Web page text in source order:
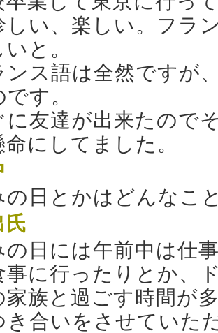
しい、楽しい。フラ
と。
ンス語は全然ですが
です。
に友達が出来たので
命にしてました。
の日とかはどんなこ
氏
の日には午前中は仕
事に行ったりとか、
家族と過ごす時間が
き合いをさせていた